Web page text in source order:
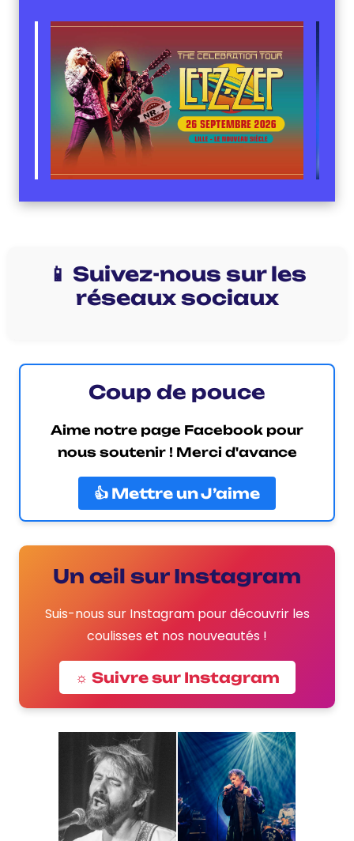
📱 Suivez-nous sur les
réseaux sociaux
Coup de pouce
Aime notre page Facebook pour
nous soutenir ! Merci d'avance
👍 Mettre un J’aime
Un œil sur Instagram
Suis-nous sur Instagram pour découvrir les
coulisses et nos nouveautés !
☼ Suivre sur Instagram